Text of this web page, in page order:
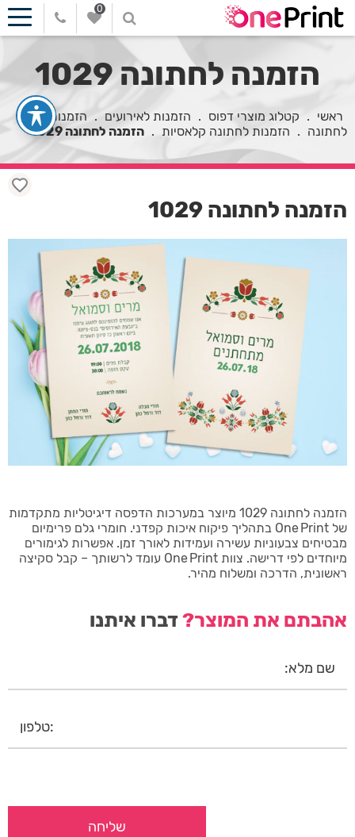
0
הזמנה לחתונה 1029
ראשי . קטלוג מוצרי דפוס . הזמנות לאירועים . הזמנות
לחתונה . הזמנות לחתונה קלאסיות . הזמנה לחתונה 1029
הזמנה לחתונה 1029 מיוצר במערכות הדפסה דיגיטליות מתקדמות
של One Print בתהליך פיקוח איכות קפדני. חומרי גלם פרימיום
מבטיחים צבעוניות עשירה ועמידות לאורך זמן. אפשרות לגימורים
מיוחדים לפי דרישה. צוות One Print עומד לרשותך – קבל סקיצה
ראשונית, הדרכה ומשלוח מהיר.
אהבתם את המוצר?דברו איתנו
הזמנה לחתונה 1029